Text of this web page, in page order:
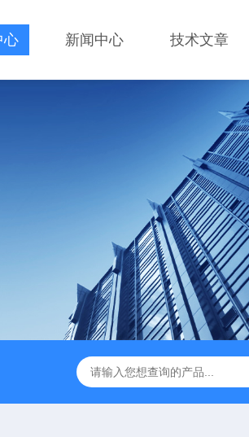
心 新闻中心 技术文章
测定仪 GDJ6010高低温交变试验箱